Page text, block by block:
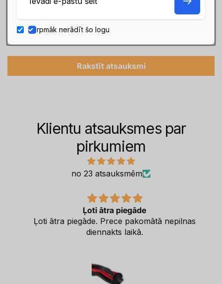
Klientu atsauksmes
Rakstīt atsauksmi
Klientu atsauksmes par
pirkumiem
no 23 atsauksmēm
Ļoti ātra piegāde
Ļoti ātra piegāde. Prece pakomātā nepilnas
diennakts laikā.
pasts
Turpmāk nerādīt šo logu